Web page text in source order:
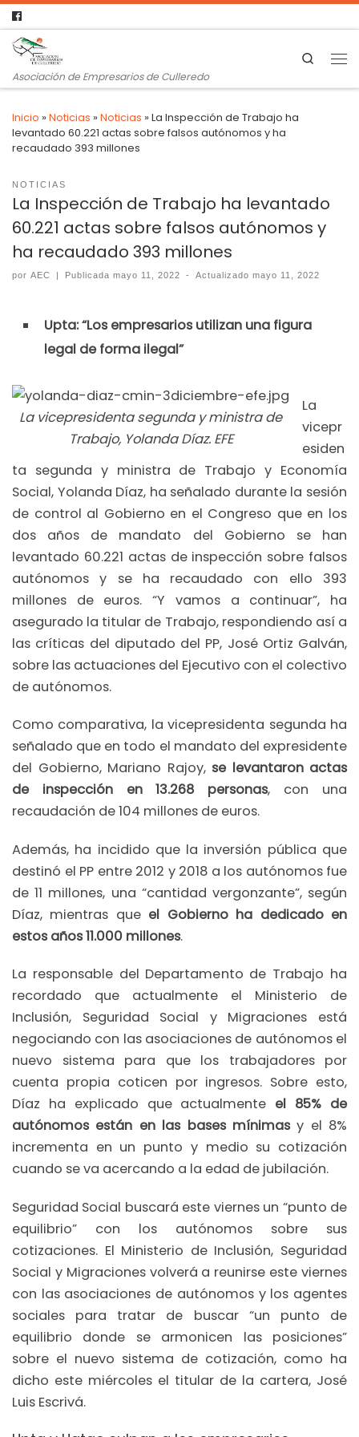
Asociación de Empresarios de Culleredo
Search
Inicio »Noticias »Noticias »La Inspección de Trabajo ha
levantado 60.221 actas sobre falsos autónomos y ha
recaudado 393 millones
NOTICIAS
La Inspección de Trabajo ha levantado
60.221 actas sobre falsos autónomos y
ha recaudado 393 millones
por AEC | Publicadamayo 11, 2022 - Actualizadomayo 11, 2022
Upta: “Los empresarios utilizan una figura
legal de forma ilegal”
La vicepresidenta segunda y ministra de
Trabajo, Yolanda Díaz. EFE
La
vicepr
esiden
ta segunda y ministra de Trabajo y Economía
Social, Yolanda Díaz, ha señalado durante la sesión
de control al Gobierno en el Congreso que en los
dos años de mandato del Gobierno se han
levantado 60.221 actas de inspección sobre falsos
autónomos y se ha recaudado con ello 393
millones de euros. “Y vamos a continuar”, ha
asegurado la titular de Trabajo, respondiendo así a
las críticas del diputado del PP, José Ortiz Galván,
sobre las actuaciones del Ejecutivo con el colectivo
de autónomos.
Como comparativa, la vicepresidenta segunda ha
señalado que en todo el mandato del expresidente
del Gobierno, Mariano Rajoy, se levantaron actas
de inspección en 13.268 personas, con una
recaudación de 104 millones de euros.
Además, ha incidido que la inversión pública que
destinó el PP entre 2012 y 2018 a los autónomos fue
de 11 millones, una “cantidad vergonzante”, según
Díaz, mientras que el Gobierno ha dedicado en
estos años 11.000 millones.
La responsable del Departamento de Trabajo ha
recordado que actualmente el Ministerio de
Inclusión, Seguridad Social y Migraciones está
negociando con las asociaciones de autónomos el
nuevo sistema para que los trabajadores por
cuenta propia coticen por ingresos. Sobre esto,
Díaz ha explicado que actualmente el 85% de
autónomos están en las bases mínimasy el 8%
incrementa en un punto y medio su cotización
cuando se va acercando a la edad de jubilación.
Seguridad Social buscará este viernes un “punto de
equilibrio” con los autónomos sobre sus
cotizaciones. El Ministerio de Inclusión, Seguridad
Social y Migraciones volverá a reunirse este viernes
con las asociaciones de autónomos y los agentes
sociales para tratar de buscar “un punto de
equilibrio donde se armonicen las posiciones”
sobre el nuevo sistema de cotización, como ha
dicho este miércoles el titular de la cartera, José
Luis Escrivá.